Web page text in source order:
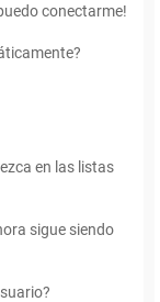
conectarme!
en las listas
sigue siendo